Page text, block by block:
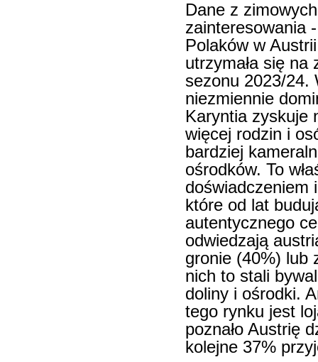
Dane z
zainteresowania
Polaków w
utrzymała się
sezonu 2023/24.
niezmiennie
Karyntia zyskuje
więcej rodzin i
bardziej
ośrodków. To
doświadczeniem
które od lat
autentycznego
odwiedzają
gronie (40%) lub
nich to stali
doliny i ośrodki.
tego rynku jest
poznało Austrię
kolejne 37%